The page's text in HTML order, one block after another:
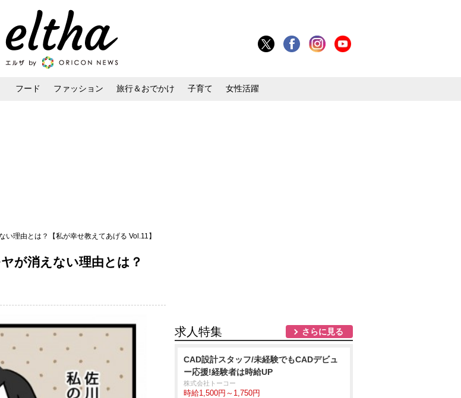
フード ファッション 旅行＆おでかけ 子育て 女性活躍
理由とは？【私が幸せ教えてあげる Vol.11】
が消えない理由とは？
求人特集 さらに見る
CAD設計スタッフ/未経験でもCADデビュ
ー応援!経験者は時給UP
株式会社トーコー
時給1,500円～1,750円